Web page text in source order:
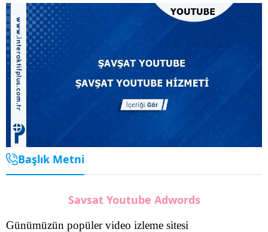
Başlık Metni
Savsat Youtube Adwords
Günümüzün popüler video izleme sitesi